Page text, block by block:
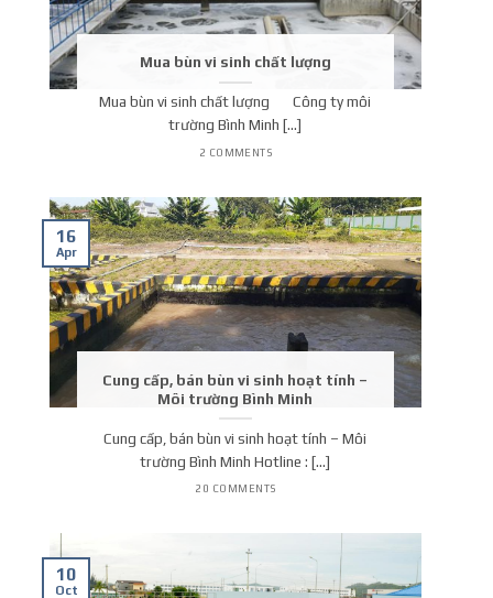
Mua bùn vi sinh chất lượng
Mua bùn vi sinh chất lượng Công ty môi
trường Bình Minh [...]
2 COMMENTS
Cung cấp, bán bùn vi sinh hoạt tính –
Môi trường Bình Minh
Cung cấp, bán bùn vi sinh hoạt tính – Môi
trường Bình Minh Hotline : [...]
20 COMMENTS
16
Apr
10
Oct